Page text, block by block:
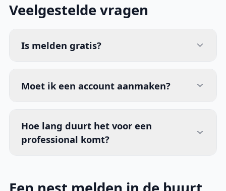
Veelgestelde vragen
Is melden gratis?
Moet ik een account aanmaken?
Hoe lang duurt het voor een
professional komt?